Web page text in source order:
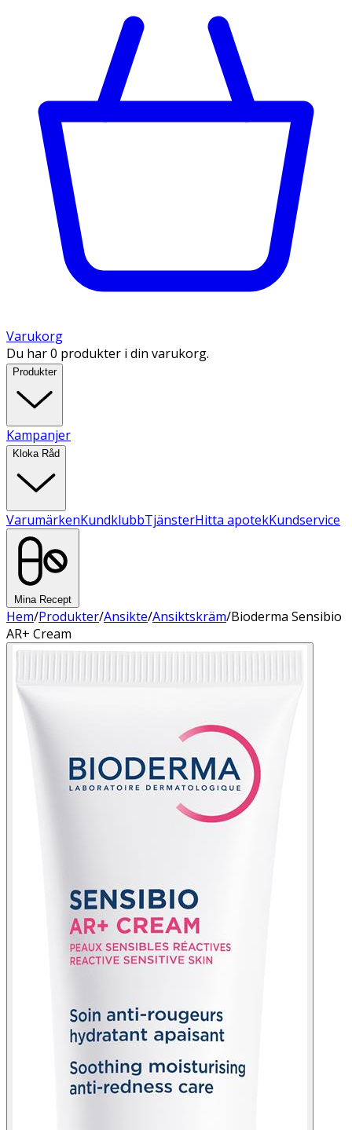
Varukorg
Du har 0 produkter i din varukorg.
Produkter
Kampanjer
Kloka Råd
VarumärkenKundklubbTjänsterHitta apotekKundservice
Mina Recept
Hem/Produkter/Ansikte/Ansiktskräm/Bioderma Sensibio
AR+ Cream